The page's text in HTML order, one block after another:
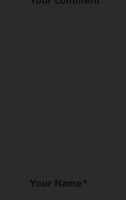
Your Name*